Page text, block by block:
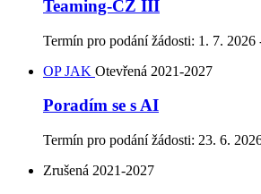
Teaming-CZ III
Termín pro podání žádosti: 1. 7. 2026
OP JAK Otevřená 2021-2027
Poradím se s AI
Termín pro podání žádosti: 23. 6.
Zrušená 2021-2027